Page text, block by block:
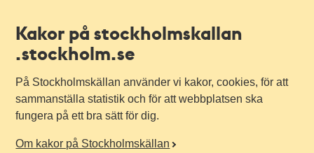
Kakor på stockholmskallan
.stockholm.se
På Stockholmskällan använder vi kakor, cookies, för att
sammanställa statistik och för att webbplatsen ska
fungera på ett bra sätt för dig.
Om kakor på Stockholmskällan